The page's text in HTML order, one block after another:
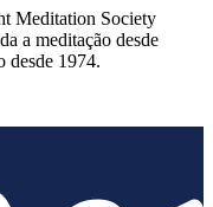
Meditation Society
a meditação desde
desde 1974.